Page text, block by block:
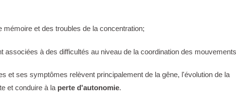
et des troubles de la concentration;
associées à des difficultés au niveau de la coordination des
et ses symptômes relèvent principalement de la gêne, l'évolution de la
et conduire à la perte d'autonomie.